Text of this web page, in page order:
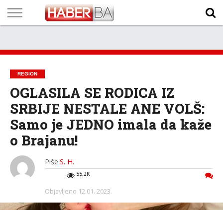
TECH
PROGRAM
PROGNOZA
PUTEVIMA
LISTA
NAMA
REGION
OGLASILA SE RODICA IZ
SRBIJE NESTALE ANE VOLŠ:
Samo je JEDNO imala da kaže
o Brajanu!
Piše S. H.
55.2K
Objavljeno 12.01. 2023.